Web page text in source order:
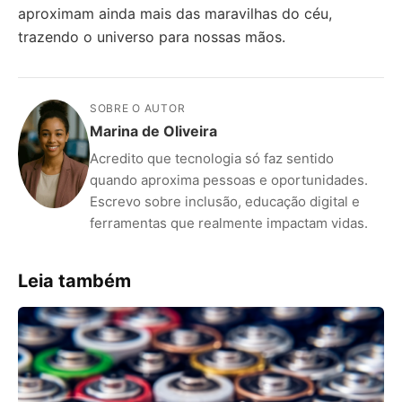
aproximam ainda mais das maravilhas do céu,
trazendo o universo para nossas mãos.
SOBRE O AUTOR
Marina de Oliveira
Acredito que tecnologia só faz sentido
quando aproxima pessoas e oportunidades.
Escrevo sobre inclusão, educação digital e
ferramentas que realmente impactam vidas.
Leia também